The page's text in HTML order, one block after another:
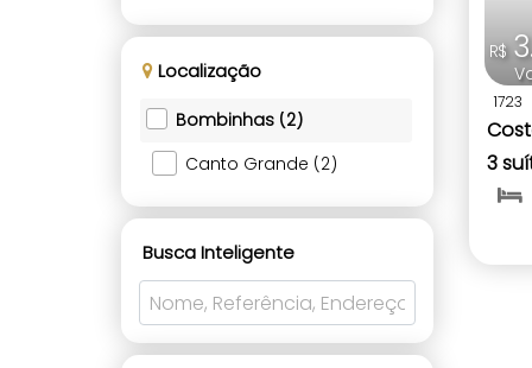
Localização
Bombinhas (2)
Canto Grande (2)
Busca Inteligente
1723
R$
3